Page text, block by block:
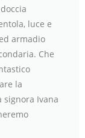
luce e
armadio
Che
la
Ivana